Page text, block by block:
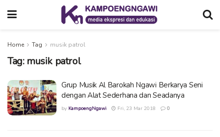
Home Tag musik patrol
Tag: musik patrol
Grup Musik Al Barokah Ngawi Berkarya Seni
dengan Alat Sederhana dan Seadanya
by KampoengNgawi Fri, 23 Mar 2018 0